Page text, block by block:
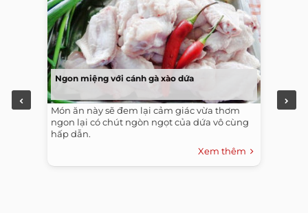
Ngon miệng với cánh gà xào dứa
Món ăn này sẽ đem lại cảm giác vừa thơm
ngon lại có chút ngòn ngọt của dứa vô cùng
hấp dẫn.
Xem thêm